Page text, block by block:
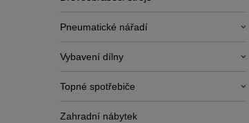
Pneumatické nářadí
Vybavení dílny
Topné spotřebiče
Zahradní nábytek